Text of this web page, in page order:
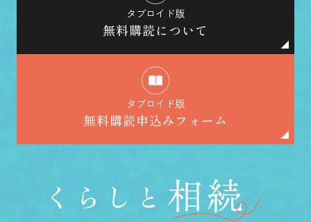
タブロイド版
無料購読について
タブロイド版
無料購読申込みフォーム